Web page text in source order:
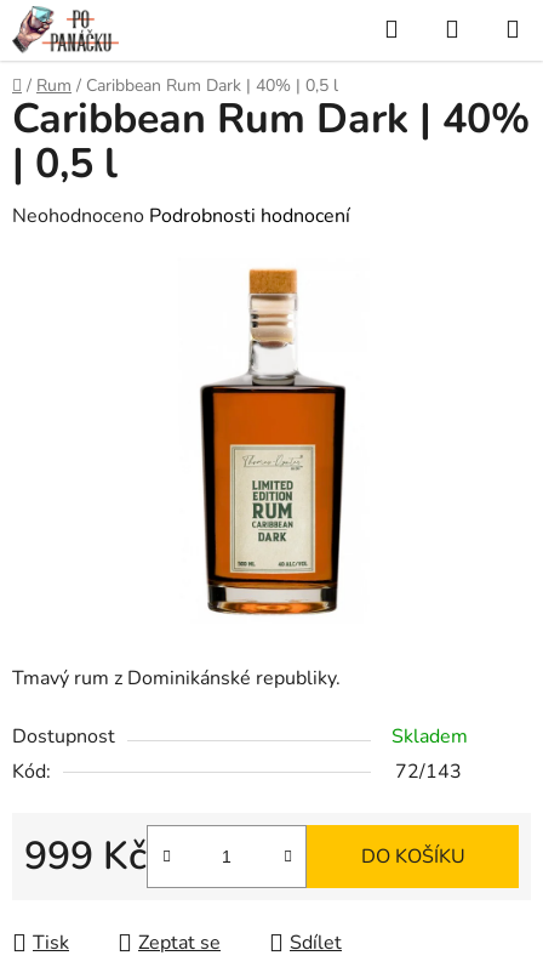
Přejít
na
obsah
Hledat
KOŠÍK
Domů
/ Rum / Caribbean Rum Dark | 40% | 0,5 l
Tmavý rum z Dominikánské republiky.
Dostupnost
Skladem
Kód:
72/143
999 Kč DO KOŠÍKU
Tisk Zeptat se Sdílet
Caribbean Rum Dark | 40%
| 0,5 l
Průměrné
Neohodnoceno Podrobnosti hodnocení